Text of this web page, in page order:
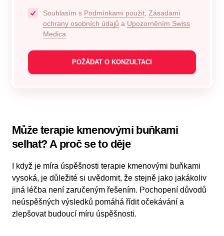
Souhlasím s Podmínkami použit Zásadami
ochrany osobních údajů a Upozorněním Swiss
Medica
Může terapie kmenovými buňkami
selhat? A proč se to děje
I když je míra úspěšnosti terapie kmenovými buňkami
vysoká, je důležité si uvědomit, že stejně jako jakákoliv
jiná léčba není zaručeným řešením. Pochopení důvodů
neúspěšných výsledků pomáhá řídit očekávání a
zlepšovat budoucí míru úspěšnosti.